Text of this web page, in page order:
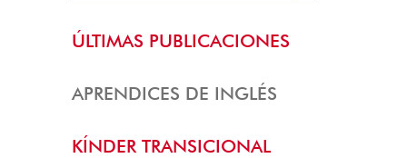
ÚLTIMAS PUBLICACIONES
APRENDICES DE INGLÉS
KÍNDER TRANSICIONAL